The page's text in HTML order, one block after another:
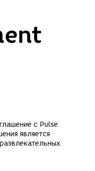
с Pulse
является